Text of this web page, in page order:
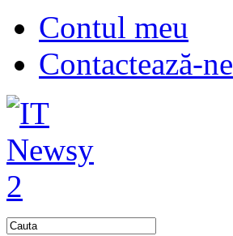
Contul meu
Contactează-ne